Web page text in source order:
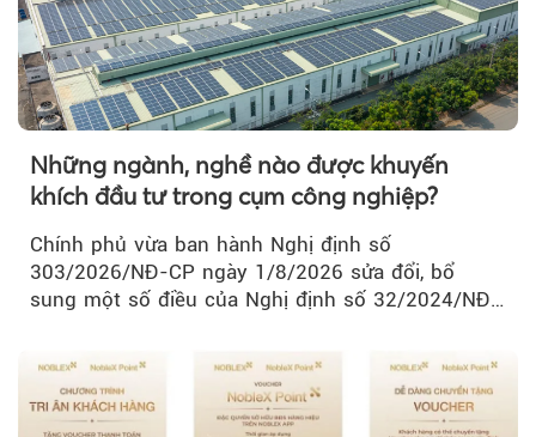
Những ngành, nghề nào được khuyến
khích đầu tư trong cụm công nghiệp?
Chính phủ vừa ban hành Nghị định số
303/2026/NĐ-CP ngày 1/8/2026 sửa đổi, bổ
sung một số điều của Nghị định số 32/2024/NĐ-